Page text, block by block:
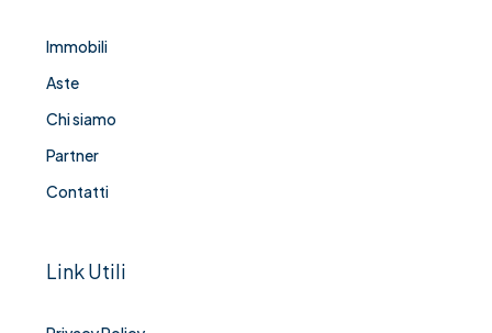
Immobili
Aste
Chi siamo
Partner
Contatti
Link Utili